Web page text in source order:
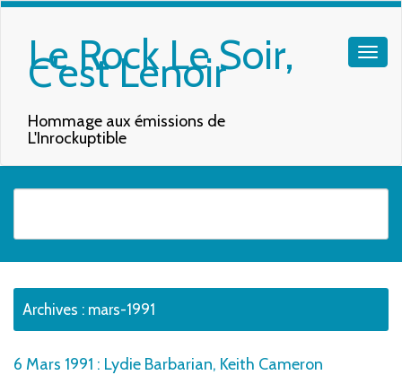
Le Rock Le Soir,
C'est Lenoir
Hommage aux émissions de
L'Inrockuptible
Archives : mars-1991
6 Mars 1991 : Lydie Barbarian, Keith Cameron